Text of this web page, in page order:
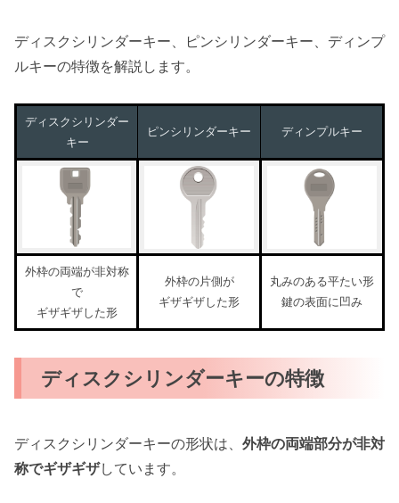
ディスクシリンダーキー、ピンシリンダーキー、ディンプ
ルキーの特徴を解説します。
ディスクシリンダー
キー
ピンシリンダーキー ディンプルキー
外枠の両端が非対称
で
ギザギザした形
外枠の片側が
ギザギザした形
丸みのある平たい形
鍵の表面に凹み
ディスクシリンダーキーの特徴
ディスクシリンダーキーの形状は、 外枠の両端部分が非対
称でギザギザしています。